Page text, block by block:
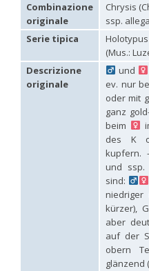
Hedychridium carmelitanum
Mercet, 1915
Hedychridium caucasium irregulare
Hedychridium chloropygumBuysson, 1888
Hedychridium chloropygum densum
Hedychridium chloropygum spatium
Hedychridium coriaceum
(Dahlbom, 1854)
Hedychridium creetense
Linsenmaier, 1959
Hedychridium cupratum
(Dahlbom, 1845)
Linsenmaier, 1987
Linsenmaier,
Mercet, 1904
Buysson, 1887
Hedychridium elegantulum peloponnense
Linsenmaier, 1968
Strumia, 2003
Linsenmaier, 1993
(Dahlbom, 1854)
Arens, 2010
Linsenmaier,
Abeille, 1878
Buysson, 1887
Combinazione
originale
Chrysis
ssp.
Serie tipica
Holotypus
(Mus.:
Descrizione
originale
und
ev. nur
oder mit
ganz
beim
des K
kupfern.
und ssp.
sind:
niedriger
kürzer),
aber
auf der
obern
glänzend